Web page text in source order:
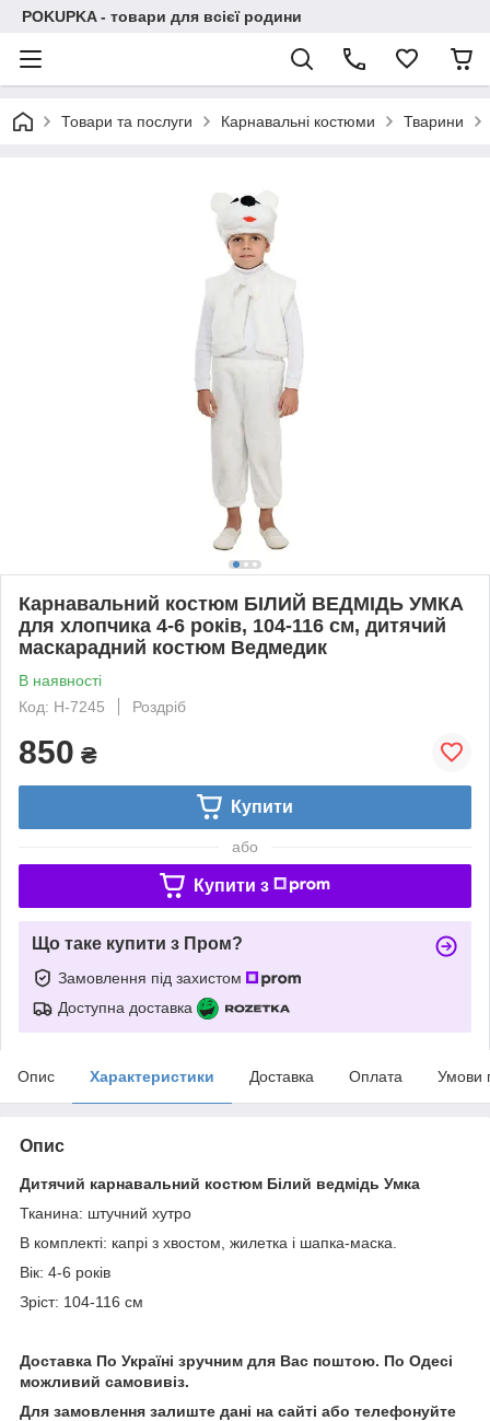
POKUPKA - товари для всієї родини
Товари та послуги Карнавальні костюми Тварини
Карнавальний костюм БІЛИЙ ВЕДМІДЬ УМКА
для хлопчика 4-6 років, 104-116 см, дитячий
маскарадний костюм Ведмедик
В наявності
Код: H-7245
Роздріб
850 ₴
Купити
або
Купити з
Що таке купити з Пром?
Замовлення під захистом
Доступна доставка
Опис Характеристики Доставка Оплата Умови
Опис
Дитячий карнавальний костюм Білий ведмідь Умка
Тканина: штучний хутро
В комплекті: капрі з хвостом, жилетка і шапка-маска.
Вік: 4-6 років
Зріст: 104-116 см
Доставка По Україні зручним для Вас поштою. По Одесі
можливий самовивіз.
Для замовлення залиште дані на сайті або телефонуйте